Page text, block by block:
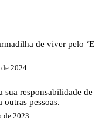
de viver pelo ‘E
2024
sua responsabilidade de
outras pessoas.
de 2023